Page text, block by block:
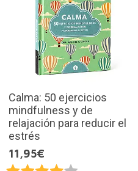
Calma: 50 ejercicios
mindfulness y de
relajación para reducir el
estrés
11,95€